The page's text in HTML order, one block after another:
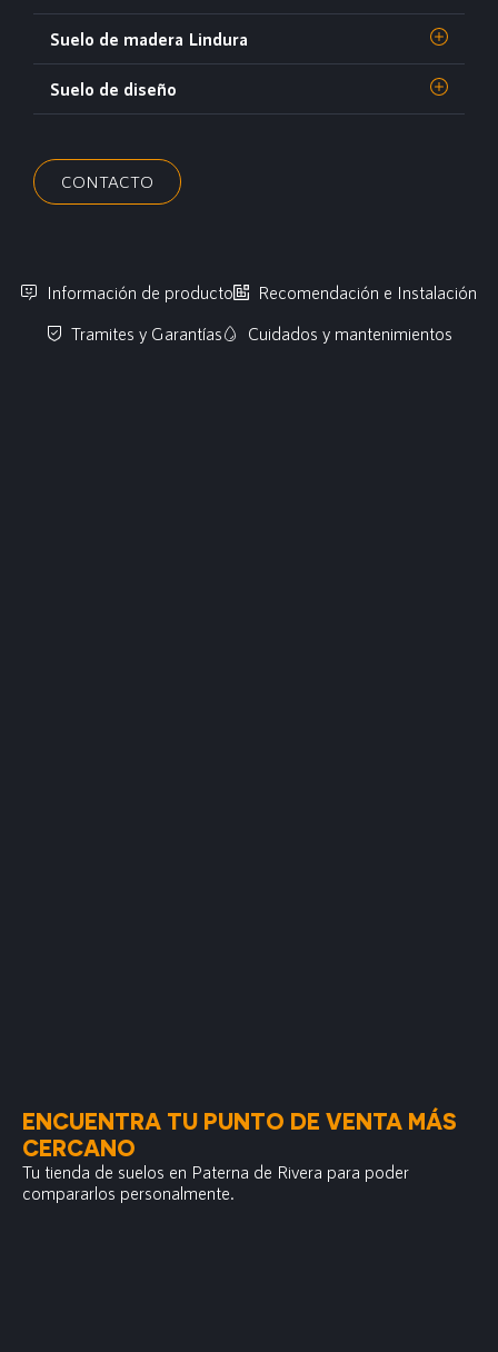
Suelo de madera Lindura
Suelo de diseño
CONTACTO
Información de producto
Recomendación e Instalación
Tramites y Garantías
Cuidados y mantenimientos
ENCUENTRA TU PUNTO DE VENTA MÁS
CERCANO
Tu tienda de suelos en Paterna de Rivera para poder
compararlos personalmente.